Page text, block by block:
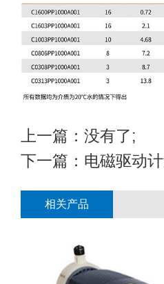
上一篇：没有了;
下一篇： 电磁驱动
相关产品